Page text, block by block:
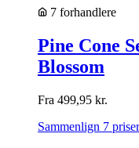
7 forhandlere
Pine Cone
Blossom
Fra 499,95 kr.
Sammenlign 7